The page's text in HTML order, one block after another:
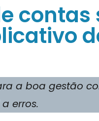
contas
a boa gestão
erros.